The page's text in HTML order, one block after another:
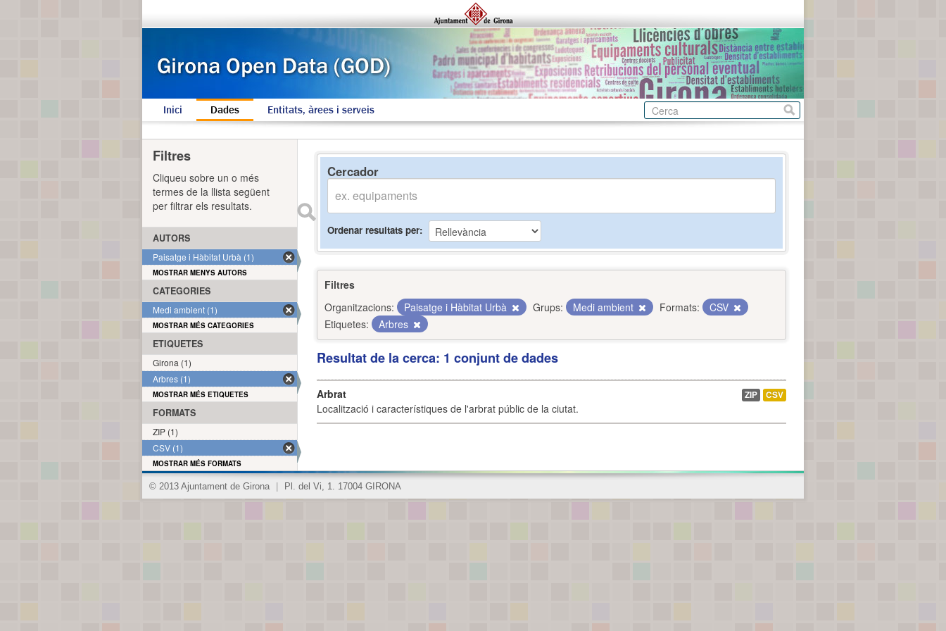
Inici Dades Entitats, àrees i serveis
Cercador
Ordenar resultats per
Filtres
Organitzacions:
Paisatge i Hàbitat Urbà Grups: Medi ambient Formats:
CSV
Etiquetes:
Arbres
Resultat de la cerca: 1 conjunt de dades
Arbrat
Localització i característiques de l'arbrat públic de la ciutat.
ZIP CSV
Filtres
Cliqueu sobre un o més
termes de la llista següent
per filtrar els resultats.
AUTORS
Paisatge i Hàbitat Urbà (1)
MOSTRAR MENYS AUTORS
CATEGORIES
Medi ambient (1)
MOSTRAR MÉS CATEGORIES
ETIQUETES
Girona (1)
Arbres (1)
MOSTRAR MÉS ETIQUETES
FORMATS
ZIP (1)
CSV (1)
MOSTRAR MÉS FORMATS
© 2013 Ajuntament de Girona Pl. del Vi, 1. 17004 GIRONA